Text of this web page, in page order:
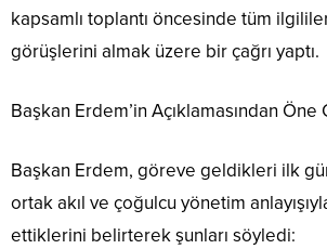
kapsamlı toplantı öncesinde tüm
görüşlerini almak üzere bir çağrı yaptı.
Başkan Erdem’in Açıklamasından Öne
Başkan Erdem, göreve geldikleri ilk
ortak akıl ve çoğulcu yönetim
ettiklerini belirterek şunları söyledi: